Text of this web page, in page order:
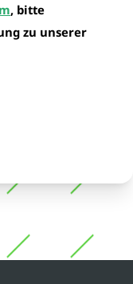
, bitte
zu unserer